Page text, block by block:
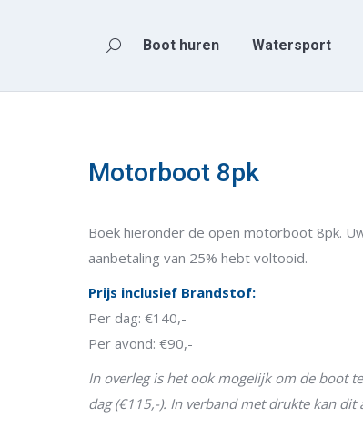
Boot huren Watersport
Zoeken:
Motorboot 8pk
Boek hieronder de open motorboot 8pk.
aanbetaling van 25% hebt voltooid.
Prijs inclusief Brandstof:
Per dag: €140,-
Per avond: €90,-
In overleg is het ook mogelijk om de boot
dag (€115,-). In verband met drukte kan dit
Zoeken: